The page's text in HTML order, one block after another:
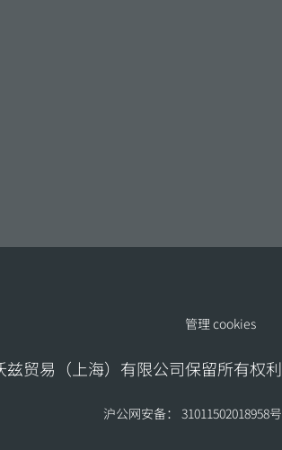
兹贸易（上海）有限公司保留所有权利
沪公网安备： 31011502018958号
管理 cookies